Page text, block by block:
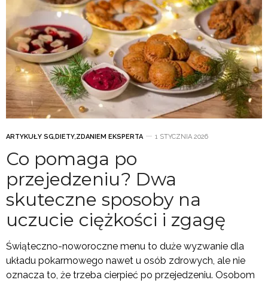
ARTYKUŁY SG,DIETY,ZDANIEM EKSPERTA 1 STYCZNIA 2026
Co pomaga po
przejedzeniu? Dwa
skuteczne sposoby na
uczucie ciężkości i zgagę
Świąteczno-noworoczne menu to duże wyzwanie dla
układu pokarmowego nawet u osób zdrowych, ale nie
oznacza to, że trzeba cierpieć po przejedzeniu. Osobom